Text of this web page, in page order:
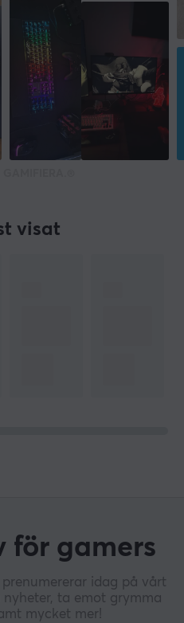
visat
för gamers
idag på vårt
nyheter, ta emot grymma
mycket mer!